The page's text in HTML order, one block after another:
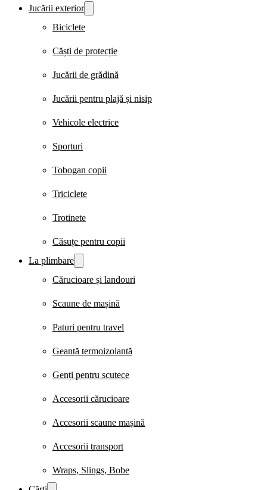
Jucării exterior
Biciclete
Căști de protecție
Jucării de grădină
Jucării pentru plajă și nisip
Vehicole electrice
Sporturi
Tobogan copii
Triciclete
Trotinete
Căsuțe pentru copii
La plimbare
Cărucioare și landouri
Scaune de mașină
Paturi pentru travel
Geantă termoizolantă
Genți pentru scutece
Accesorii cărucioare
Accesorii scaune mașină
Accesorii transport
Wraps, Slings, Bobe